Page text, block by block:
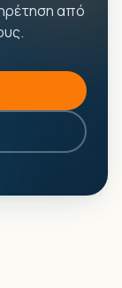
από